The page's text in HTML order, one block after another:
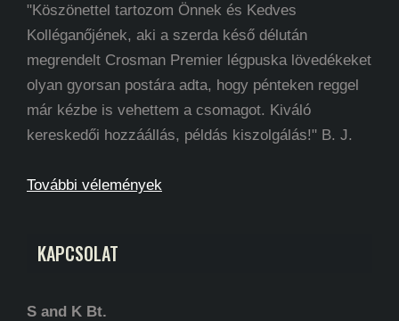
"Köszönettel tartozom Önnek és Kedves
Kolléganőjének, aki a szerda késő délután
megrendelt Crosman Premier légpuska lövedékeket
olyan gyorsan postára adta, hogy pénteken reggel
már kézbe is vehettem a csomagot. Kiváló
kereskedői hozzáállás, példás kiszolgálás!" B. J.
További vélemények
KAPCSOLAT
S and K Bt.